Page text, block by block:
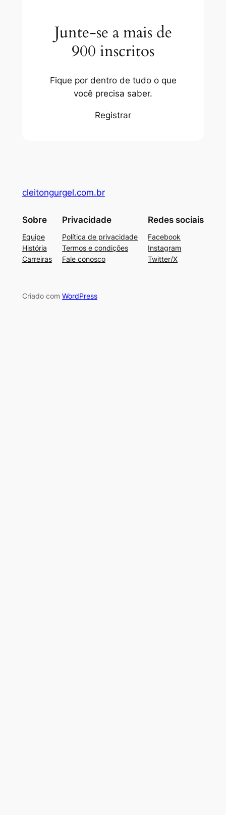
Junte-se a mais de
900 inscritos
Fique por dentro de tudo o que
você precisa saber.
Registrar
cleitongurgel.com.br
Sobre
Equipe
História
Carreiras
Privacidade
Política de privacidade
Termos e condições
Fale conosco
Redes sociais
Facebook
Instagram
Twitter/X
Criado com WordPress